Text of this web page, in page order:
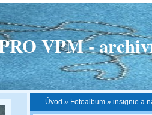
VPM -
Úvod » Fotoalbum » insignie a